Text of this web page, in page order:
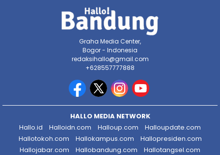
Graha Media Center,
Bogor - Indonesia
redaksihallo@gmail.com
+628557777888
HALLO MEDIA NETWORK
Hallo.id
Halloidn.com Halloup.com
Halloupdate.com
Hallotokoh.com
Hallokampus.com
Hallopresiden.com
Hallojabar.com
Hallobandung.com
Hallotangsel.com